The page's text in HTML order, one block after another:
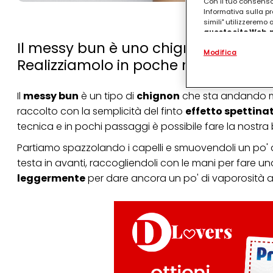
Il messy bun è uno chignon a
Realizziamolo in poche mosse sui
Il messy bun è un tipo di chignon che sta andando
raccolto con la semplicità del finto effetto
tecnica e in pochi passaggi è possibile fare la
Partiamo spazzolando i capelli e smuovendoli un
testa in avanti, raccogliendoli con le mani per fare
leggermenteper dare ancora un po' di vaporosità
Informativa sulla
simili" utilizzeremo
questo sito
.
(rispettivamente
terzi, conservare
identificati) su
misurare e
Puoi trovare
qualsiasi momento
collegata nel piè
periodo di
"modifica" di
Se fai clic su
per uno o più
tuoi dati personali
necessari per
Modifica